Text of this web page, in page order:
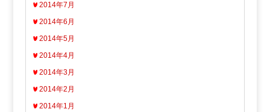
2014年7月
2014年6月
2014年5月
2014年4月
2014年3月
2014年2月
2014年1月